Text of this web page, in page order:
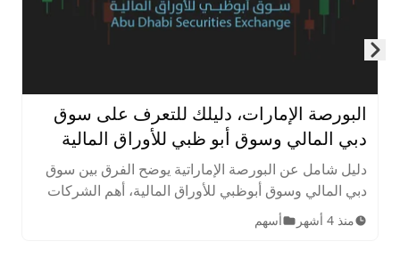
البورصة الإمارات، دليلك للتعرف على سوق
دبي المالي وسوق أبو ظبي للأوراق المالية
دليل شامل عن البورصة الإماراتية يوضح الفرق بين سوق
دبي المالي وسوق أبوظبي للأوراق المالية، أهم الشركات
المدرجة، الأصول المتاحة، ساعات التداول، وخطوات
الاستثمار للمبتدئين.
منذ 4 أشهر أسهم